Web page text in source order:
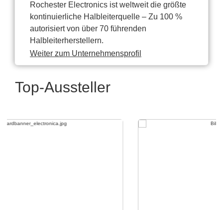
Rochester Electronics ist weltweit die größte
kontinuierliche Halbleiterquelle – Zu 100 %
autorisiert von über 70 führenden
Halbleiterherstellern.
Weiter zum Unternehmensprofil
Top-Aussteller